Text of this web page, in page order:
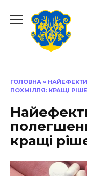
до
ГОЛОВНА »
ПОХМІЛЛЯ: КРАЩІ
кращі